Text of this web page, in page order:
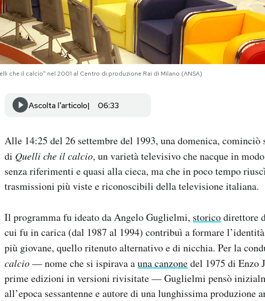
che il calcio" nel 2001 al Centro di produzione Rai di Milano (ANSA)
Ascolta l'articolo 06:33
Alle 14:25 del 26 settembre del 1993, una domenica, cominciò
di Quelli che il calcio, un varietà televisivo che nacque in
senza riferimenti e quasi alla cieca, ma che in poco tempo
trasmissioni più viste e riconoscibili della televisione italiana.
Il programma fu ideato da Angelo Guglielmi, storicodirettore
cui fu in carica (dal 1987 al 1994) contribuì a formare
più giovane, quello ritenuto alternativo e di nicchia. Per la
calcio— nome che si ispirava auna canzonedel 1975 di Enzo
prime edizioni in versioni rivisitate — Guglielmi pensò
all’epoca sessantenne e autore di una lunghissima produzione